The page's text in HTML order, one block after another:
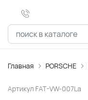
Главная PORSCHE
Артикул FAT-VW-007La